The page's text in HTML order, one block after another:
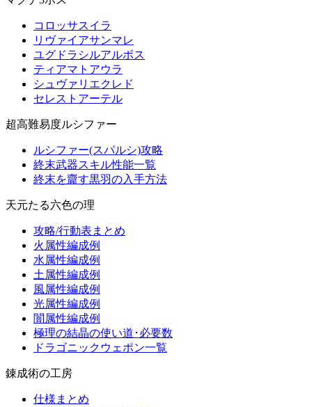
コロッサスイラ
リヴァイアサンマレ
ユグドラシルアルボス
ティアマトアウラ
シュヴァリエクレド
セレストアーテル
超高難易度ルシファー
ルシファー(スパルシ)攻略
終末武器スキル性能一覧
終末を齎す黒羽の入手方法
天元たる六色の理
攻略/行動表まとめ
火属性編成例
水属性編成例
土属性編成例
風属性編成例
光属性編成例
闇属性編成例
極理の結晶の使い道･必要数
ドラゴニックウェポン一覧
錬成術の工房
仕様まとめ